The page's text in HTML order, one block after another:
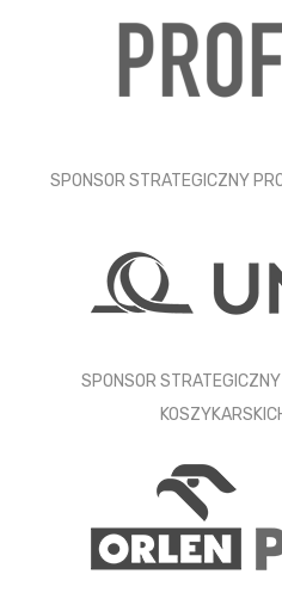
SPONSOR STRATEGICZNY
SPONSOR